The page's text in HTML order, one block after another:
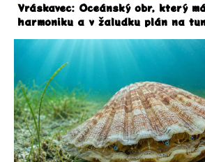
Vráskavec: Oceánský obr, který
harmoniku a v žaludku plán na